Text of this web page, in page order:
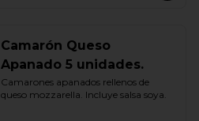
Camarón Queso
Apanado 5 unidades.
Camarones apanados rellenos de
queso mozzarella. Incluye salsa soya.